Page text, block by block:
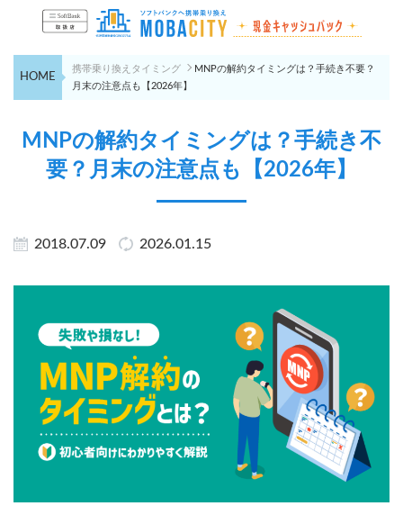
HOME
携帯乗り換えタイミング
MNPの解約タイミングは？手続き不要？
月末の注意点も【2026年】
MNPの解約タイミングは？手続き不
要？月末の注意点も【2026年】
2018.07.09 2026.01.15